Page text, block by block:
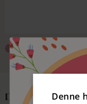
Blomstrer
Du kan måskeDenne